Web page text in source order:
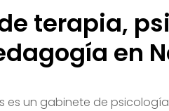
terapia,
en
es un gabinete de